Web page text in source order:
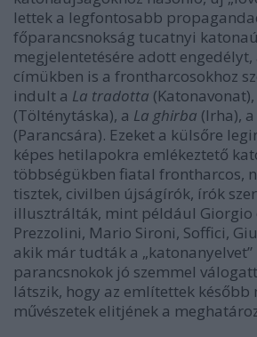
lettek a legfontosabb
főparancsnokság tucatnyi
megjelentetésére adott
címükben is a frontharcosokhoz
indult a La tradotta (Katonavonat),
(Tölténytáska), a La ghirba (Irha), a
(Parancsára). Ezeket a külsőre
képes hetilapokra emlékeztető
többségükben fiatal frontharcos,
tisztek, civilben újságírók, írók
illusztrálták, mint például Giorgio
Prezzolini, Mario Sironi, Soffici,
akik már tudták a „katonanyelvet”
parancsnokok jó szemmel
látszik, hogy az említettek később
művészetek elitjének a